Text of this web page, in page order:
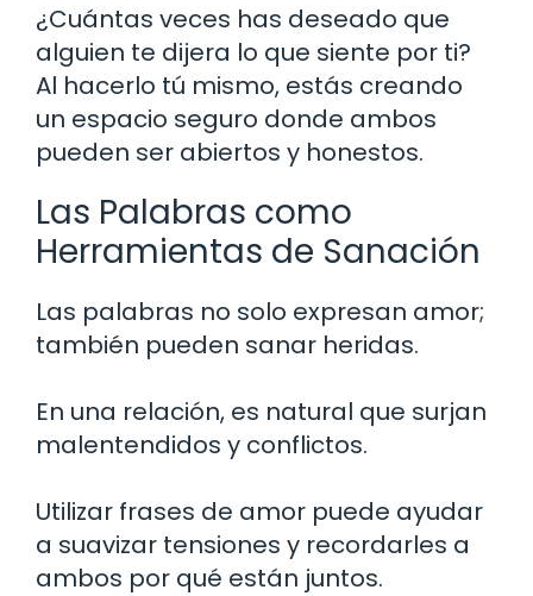
¿Cuántas veces has deseado que
alguien te dijera lo que siente por ti?
Al hacerlo tú mismo, estás creando
un espacio seguro donde ambos
pueden ser abiertos y honestos.
Las Palabras como
Herramientas de Sanación
Las palabras no solo expresan amor;
también pueden sanar heridas.
En una relación, es natural que surjan
malentendidos y conflictos.
Utilizar frases de amor puede ayudar
a suavizar tensiones y recordarles a
ambos por qué están juntos.